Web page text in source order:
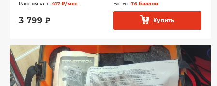
Рассрочка от 417 ₽/мес. Бонус: 76 баллов
3 799 ₽ Купить